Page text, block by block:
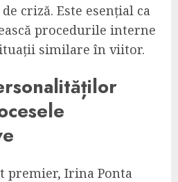
criză. Este esențial ca
procedurile interne
similare în viitor.
premier, Irina Ponta